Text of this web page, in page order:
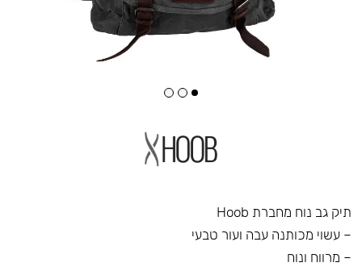
תיק גב נוח מחברת Hoob
– עשוי מכותנה עבה ועור טבעי
– מרווח ונוח